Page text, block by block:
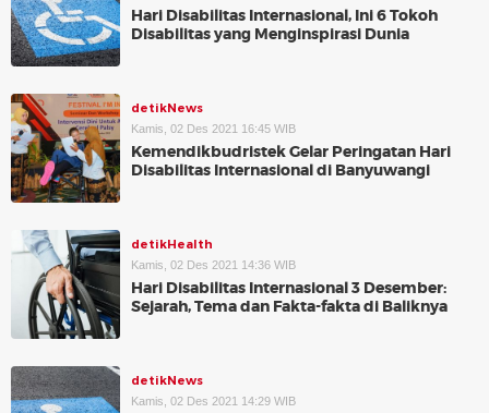
Hari Disabilitas Internasional, Ini 6 Tokoh
Disabilitas yang Menginspirasi Dunia
detikNews
Kamis, 02 Des 2021 16:45 WIB
Kemendikbudristek Gelar Peringatan Hari
Disabilitas Internasional di Banyuwangi
detikHealth
Kamis, 02 Des 2021 14:36 WIB
Hari Disabilitas Internasional 3 Desember:
Sejarah, Tema dan Fakta-fakta di Baliknya
detikNews
Kamis, 02 Des 2021 14:29 WIB